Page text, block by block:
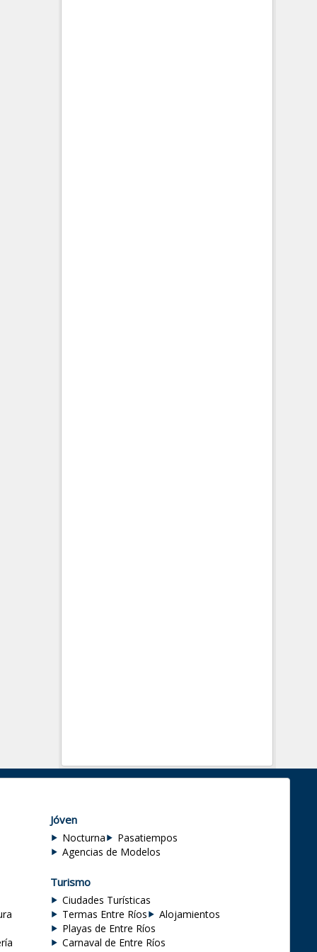
Jóven
Nocturna
Pasatiempos
Agencias de Modelos
Turismo
Ciudades Turísticas
Termas Entre Ríos
Alojamientos
Playas de Entre Ríos
Carnaval de Entre Ríos